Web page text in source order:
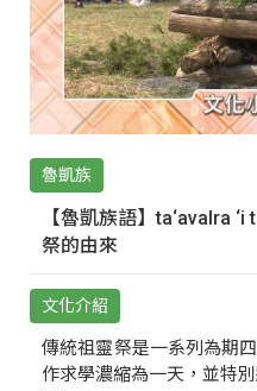
魯凱族
【魯凱族語】ta‘avalra
祭的由來
文化介紹
傳統祖靈祭是一系列為期
作求學濃縮為一天，並特